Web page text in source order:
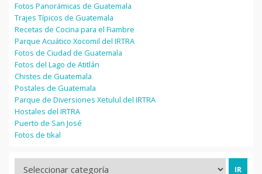
Fotos Panorámicas de Guatemala
Trajes Típicos de Guatemala
Recetas de Cocina para el Fiambre
Parque Acuático Xocomil del IRTRA
Fotos de Ciudad de Guatemala
Fotos del Lago de Atitlán
Chistes de Guatemala
Postales de Guatemala
Parque de Diversiones Xetulul del IRTRA
Hostales del IRTRA
Puerto de San José
Fotos de tikal